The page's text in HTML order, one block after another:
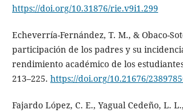
https://doi.org/10.31876/rie.v9i1.299
Echeverría-Fernández, T. M., & Obaco-
participación de los padres y su
rendimiento académico de los
213–225. https://doi.org/10.21676/
Fajardo López, C. E., Yagual Cedeño, L.